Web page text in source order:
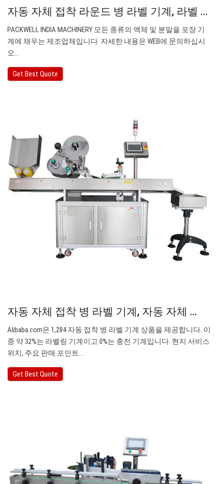
자동 자체 접착 라운드 병 라벨 기계, 라벨 ...
PACKWELL INDIA MACHINERY 모든 종류의 액체 및 분말을 포장 기
계에 채우는 제조업체입니다. 자세한 내용은 WEB에 문의하십시
오…
Get Best Quote
자동 자체 접착 병 라벨 기계, 자동 자체 ...
Alibaba.com은 1,284 자동 접착 병 라벨 기계 상품을 제공합니다. 이
중 약 32%는 라벨링 기계이고 0%는 충전 기계입니다. 현지 서비스
위치, 주요 판매 포인트…
Get Best Quote